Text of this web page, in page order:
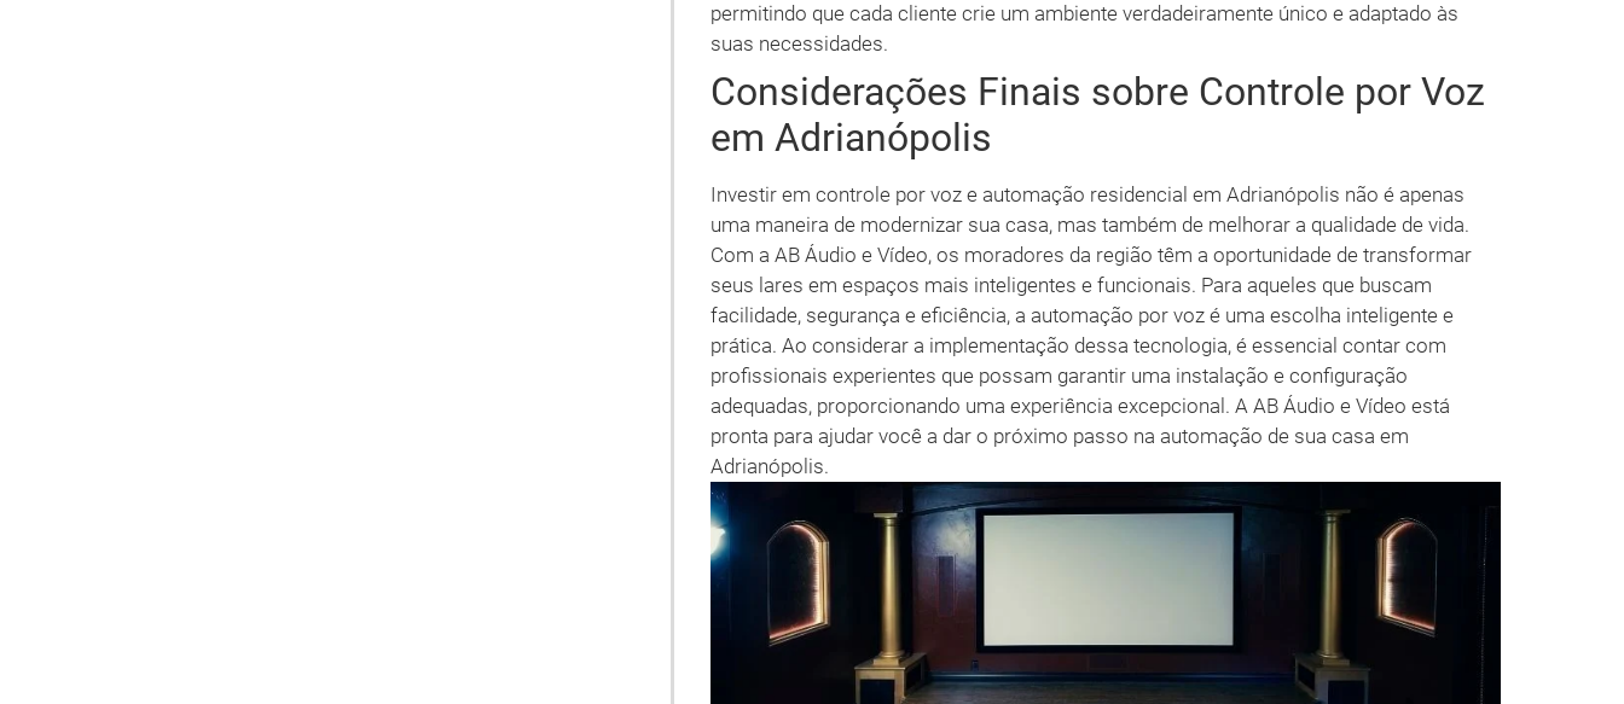
permitindo que cada cliente crie um ambiente verdadeiramente único e adaptado às
suas necessidades.
Considerações Finais sobre Controle por Voz
em Adrianópolis
Investir em controle por voz e automação residencial em Adrianópolis não é apenas
uma maneira de modernizar sua casa, mas também de melhorar a qualidade de vida.
Com a AB Áudio e Vídeo, os moradores da região têm a oportunidade de transformar
seus lares em espaços mais inteligentes e funcionais. Para aqueles que buscam
facilidade, segurança e eficiência, a automação por voz é uma escolha inteligente e
prática. Ao considerar a implementação dessa tecnologia, é essencial contar com
profissionais experientes que possam garantir uma instalação e configuração
adequadas, proporcionando uma experiência excepcional. A AB Áudio e Vídeo está
pronta para ajudar você a dar o próximo passo na automação de sua casa em
Adrianópolis.